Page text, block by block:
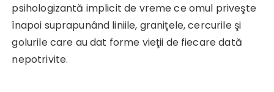
psihologizantă implicit de vreme ce omul priveşte
înapoi suprapunând liniile, graniţele, cercurile şi
golurile care au dat forme vieţii de fiecare dată
nepotrivite.